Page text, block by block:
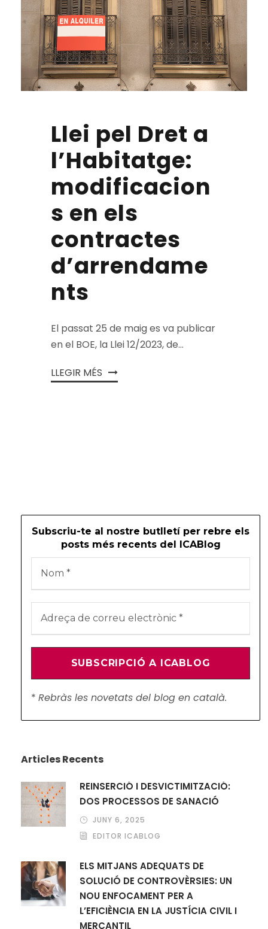
Llei pel Dret a
l’Habitatge:
modificacion
s en els
contractes
d’arrendame
nts
El passat 25 de maig es va publicar
en el BOE, la Llei 12/2023, de...
LLEGIR MÉS
Subscriu-te al nostre butlletí per rebre els
posts més recents del ICABlog
* Rebràs les novetats del blog en català.
Articles Recents
REINSERCIÓ I DESVICTIMITZACIÓ:
DOS PROCESSOS DE SANACIÓ
JUNY 6, 2025
EDITOR ICABLOG
ELS MITJANS ADEQUATS DE
SOLUCIÓ DE CONTROVÈRSIES: UN
NOU ENFOCAMENT PER A
L’EFICIÈNCIA EN LA JUSTÍCIA CIVIL I
MERCANTIL